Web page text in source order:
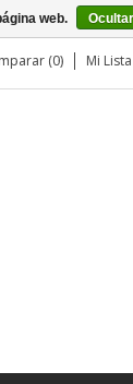
(0) Mi
web.